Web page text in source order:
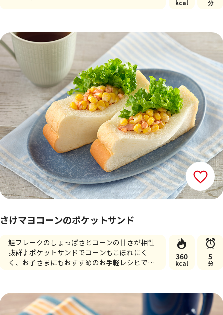
kcal 分
さけマヨコーンのポケットサンド
鮭フレークのしょっぱさとコーンの甘さが相性
抜群♪ポケットサンドでコーンもこぼれにく
く、お子さまにもおすすめのお手軽レシピで
360
kcal
5
分